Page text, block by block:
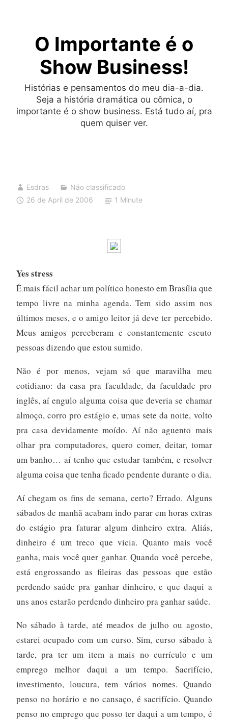
O Importante é o
Show Business!
Histórias e pensamentos do meu dia-a-dia.
Seja a história dramática ou cômica, o
importante é o show business. Está tudo aí, pra
quem quiser ver.
Esdras
Não classificado
26 de April de 2006
1 Minute
Yes stress
É mais fácil achar um político honesto em Brasília que
tempo livre na minha agenda. Tem sido assim nos
últimos meses, e o amigo leitor já deve ter percebido.
Meus amigos perceberam e constantemente escuto
pessoas dizendo que estou sumido.
Não é por menos, vejam só que maravilha meu
cotidiano: da casa pra faculdade, da faculdade pro
inglês, aí engulo alguma coisa que deveria se chamar
almoço, corro pro estágio e, umas sete da noite, volto
pra casa devidamente moído. Aí não aguento mais
olhar pra computadores, quero comer, deitar, tomar
um banho… aí tenho que estudar também, e resolver
alguma coisa que tenha ficado pendente durante o dia.
Aí chegam os fins de semana, certo? Errado. Alguns
sábados de manhã acabam indo parar em horas extras
do estágio pra faturar algum dinheiro extra. Aliás,
dinheiro é um treco que vicia. Quanto mais você
ganha, mais você quer ganhar. Quando você percebe,
está engrossando as fileiras das pessoas que estão
perdendo saúde pra ganhar dinheiro, e que daqui a
uns anos estarão perdendo dinheiro pra ganhar saúde.
No sábado à tarde, até meados de julho ou agosto,
estarei ocupado com um curso. Sim, curso sábado à
tarde, pra ter um item a mais no currículo e um
emprego melhor daqui a um tempo. Sacrifício,
investimento, loucura, tem vários nomes. Quando
penso no horário e no cansaço, é sacrifício. Quando
penso no emprego que posso ter daqui a um tempo, é